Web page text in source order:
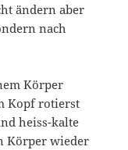
ändern aber
nach
Körper
Kopf rotierst
heiss-kalte
Körper wieder